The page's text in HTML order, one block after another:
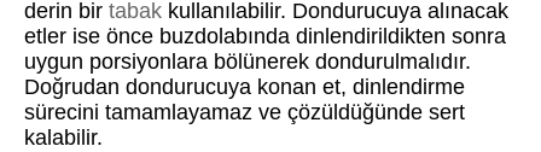
derin bir tabak kullanılabilir. Dondurucuya alınacak
etler ise önce buzdolabında dinlendirildikten sonra
uygun porsiyonlara bölünerek dondurulmalıdır.
Doğrudan dondurucuya konan et, dinlendirme
sürecini tamamlayamaz ve çözüldüğünde sert
kalabilir.